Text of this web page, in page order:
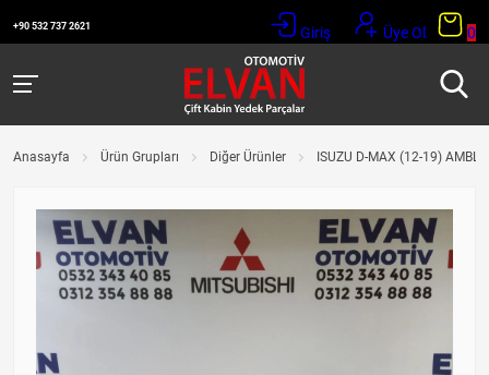
+90 532 737 2621 Giriş Üye Ol 0
Anasayfa Ürün Grupları Diğer Ürünler ISUZU D-MAX (12-19)